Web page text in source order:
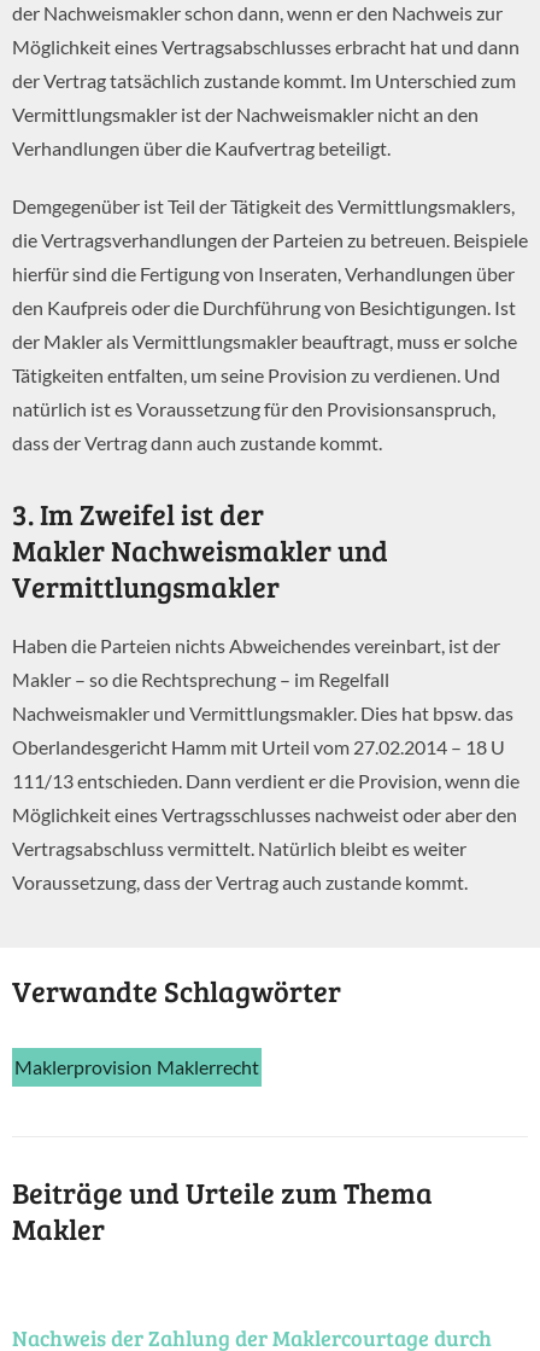
der Nachweismakler schon dann, wenn er den Nachweis zur
Möglichkeit eines Vertragsabschlusses erbracht hat und dann
der Vertrag tatsächlich zustande kommt. Im Unterschied zum
Vermittlungsmakler ist der Nachweismakler nicht an den
Verhandlungen über die Kaufvertrag beteiligt.
Demgegenüber ist Teil der Tätigkeit des Vermittlungsmaklers,
die Vertragsverhandlungen der Parteien zu betreuen. Beispiele
hierfür sind die Fertigung von Inseraten, Verhandlungen über
den Kaufpreis oder die Durchführung von Besichtigungen. Ist
der Makler als Vermittlungsmakler beauftragt, muss er solche
Tätigkeiten entfalten, um seine Provision zu verdienen. Und
natürlich ist es Voraussetzung für den Provisionsanspruch,
dass der Vertrag dann auch zustande kommt.
3. Im Zweifel ist der
Makler Nachweismakler und
Vermittlungsmakler
Haben die Parteien nichts Abweichendes vereinbart, ist der
Makler – so die Rechtsprechung – im Regelfall
Nachweismakler und Vermittlungsmakler. Dies hat bpsw. das
Oberlandesgericht Hamm mit Urteil vom 27.02.2014 – 18 U
111/13 entschieden. Dann verdient er die Provision, wenn die
Möglichkeit eines Vertragsschlusses nachweist oder aber den
Vertragsabschluss vermittelt. Natürlich bleibt es weiter
Voraussetzung, dass der Vertrag auch zustande kommt.
Verwandte Schlagwörter
Maklerprovision Maklerrecht
Beiträge und Urteile zum Thema
Makler
Nachweis der Zahlung der Maklercourtage durch